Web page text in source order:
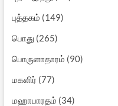
புத்தகம் (149)
பொது (265)
பொருளாதாரம் (90)
மகளிர் (77)
மஹாபாரதம் (34)